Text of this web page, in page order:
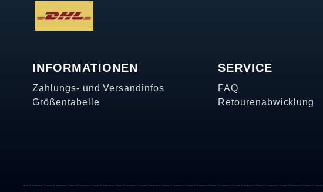
INFORMATIONEN
Zahlungs- und Versandinfos
Größentabelle
SERVICE
FAQ
Retourenabwicklung